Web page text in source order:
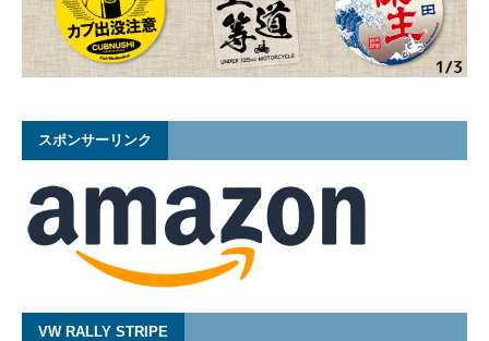
スポンサーリンク
VW RALLY STRIPE